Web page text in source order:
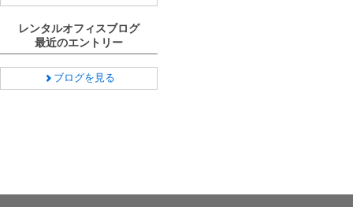
レンタルオフィスブログ
最近のエントリー
ブログを見る